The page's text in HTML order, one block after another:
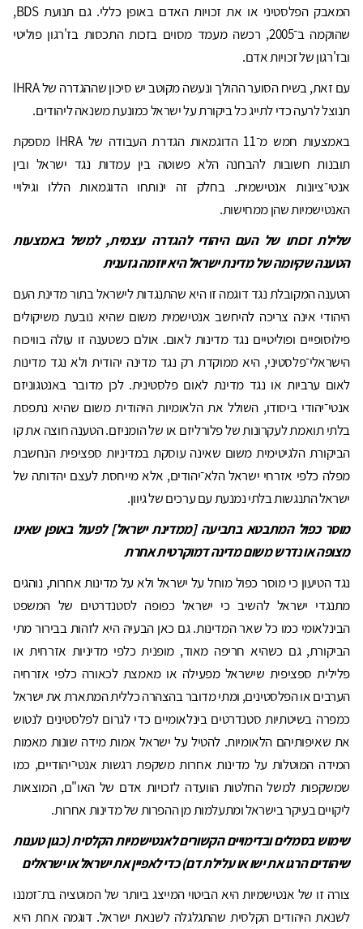
המאבק הפלסטיני או את זכויות האדם באופן כללי. גם תנועת BDS,
שהוקמה ב־2005, רכשה מעמד מסוים בזכות התכסות בז'רגון פוליטי
ובז'רגון של זכויות אדם.
עם זאת, בשיח הסוער ההולך ונעשה מקוטב יש סיכון שההגדרה של IHRA
תנוצל לרעה כדי לתייג כל ביקורת על ישראל כמונעת משנאה ליהודים.
באמצעות חמש מ־11 הדוגמאות הגדרת העבודה של IHRA מספקת
תובנות חשובות להבחנה הלא פשוטה בין עמדות נגד ישראל ובין
אנטי־ציונות אנטישמית. בחלק זה ינותחו הדוגמאות הללו וגילויי
האנטישמיות שהן ממחישות.
שלילת זכותו של העם היהודי להגדרה עצמית, למשל באמצעות
הטענה שקיומה של מדינת ישראל היא יוזמה גזענית
הטענה המקובלת נגד דוגמה זו היא שהתנגדות לישראל בתור מדינת העם
היהודי אינה צריכה להיחשב אנטישמית משום שהיא נובעת משיקולים
פילוסופיים ופוליטיים נגד מדינות לאום. אולם כשטענה זו עולה בוויכוח
הישראלי־פלסטיני, היא ממוקדת רק נגד מדינה יהודית ולא נגד מדינות
לאום ערביות או נגד מדינת לאום פלסטינית. לכן מדובר באנטגוניזם
אנטי־יהודי ביסודו, השולל את הלאומיות היהודית משום שהיא נתפסת
בלתי תואמת לעקרונות של פלורליזם או של הומניזם. הטענה חוצה את קו
הביקורת הלגיטימית משום שאינה עוסקת במדיניות ספציפית הנחשבת
מפלה כלפי אזרחי ישראל הלא־יהודים, אלא מייחסת לעצם יהדותה של
ישראל התנגשות בלתי נמנעת עם ערכים של גיוון.
מוסר כפול המתבטא בתביעה[ממדינת ישראל]לפעול באופן שאינו
מצופה או נדרש משום מדינה דמוקרטית אחרת
נגד הטיעון כי מוסר כפול מוחל על ישראל ולא על מדינות אחרות, נוהגים
מתנגדי ישראל להשיב כי ישראל כפופה לסטנדרטים של המשפט
הבינלאומי כמו כל שאר המדינות. גם כאן הבעיה היא לזהות בבירור מתי
הביקורת, גם כשהיא חריפה מאוד, מופנית כלפי מדיניות אזרחית או
פלילית ספציפית שישראל מפעילה או מאמצת לכאורה כלפי אזרחיה
הערבים או הפלסטינים, ומתי מדובר בהצהרה כללית המתארת ​​את ישראל
כמפרה בשיטתיות סטנדרטים בינלאומיים כדי לגרום לפלסטינים לנטוש
את שאיפותיהם הלאומיות. להטיל על ישראל אמות מידה שונות מאמות
המידה המוטלות על מדינות אחרות משקפת רגשות אנטי־יהודיים, כמו
שמשקפות למשל החלטות הוועדה לזכויות אדם של האו"ם, המוצאות
ליקויים בעיקר בישראל ומתעלמות מן ההפרות של מדינות אחרות.
שימוש בסמלים ובדימויים הקשורים לאנטישמיות הקלסית(כגוןטענות
שיהודים הרגו את ישו או עלילת דם)כדי לאפיין את ישראל או ישראלים
צורה זו של אנטישמיות היא הביטוי המייצג ביותר של המוטציה בת־זמננו
לשנאת היהודים הקלסית שהתגלגלה לשנאת ישראל. דוגמה אחת היא